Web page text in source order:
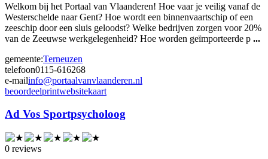
Welkom bij het Portaal van Vlaanderen! Hoe vaar je veilig vanaf de
Westerschelde naar Gent? Hoe wordt een binnenvaartschip of een
zeeschip door een sluis geloodst? Welke bedrijven zorgen voor 20%
van de Zeeuwse werkgelegenheid? Hoe worden geïmporteerde p ...
gemeente:Terneuzen
telefoon0115-616268
e-mailinfo@portaalvanvlaanderen.nl
beoordeelprintwebsitekaart
Ad Vos Sportpsycholoog
0 reviews